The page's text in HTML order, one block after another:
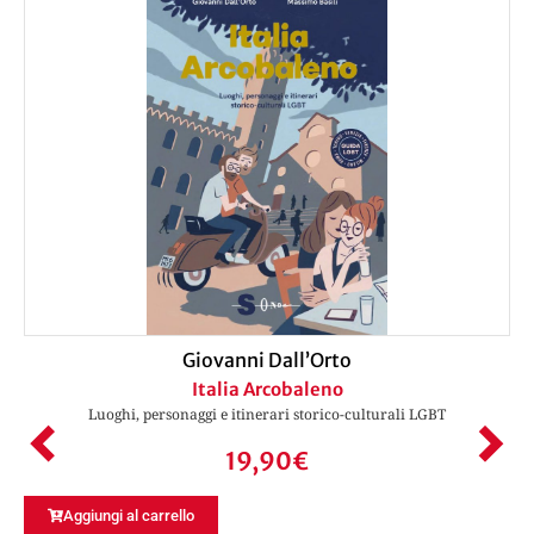
Giovanni Dall’Orto
Italia Arcobaleno
Luoghi, personaggi e itinerari storico-culturali LGBT
19,90€
Aggiungi al carrello